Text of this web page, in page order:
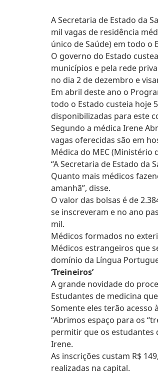
A Secretaria de Estado da
mil vagas de residência
único de Saúde) em todo o
O governo do Estado
municípios e pela rede
no dia 2 de dezembro e
Em abril deste ano o
todo o Estado custeia hoje
disponibilizadas para este
Segundo a médica Irene
vagas oferecidas são em
Médica do MEC (Ministério
“A Secretaria de Estado
Quanto mais médicos
amanhã”, disse.
O valor das bolsas é de
se inscreveram e no ano
mil.
Médicos formados no
Médicos estrangeiros que
domínio da Língua
‘Treineiros’
A grande novidade do
Estudantes de medicina
Somente eles terão acesso
“Abrimos espaço para os
permitir que os estudantes
Irene.
As inscrições custam R$
realizadas na capital.